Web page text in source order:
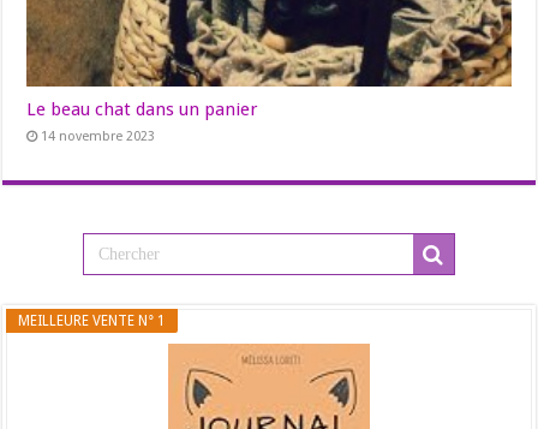
Le beau chat dans un panier
14 novembre 2023
MEILLEURE VENTE N° 1